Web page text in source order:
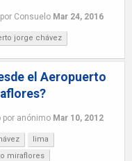
por Consuelo Mar 24, 2016
jorge chávez
el Aeropuerto
por anónimo Mar 10, 2012
lima
miraflores